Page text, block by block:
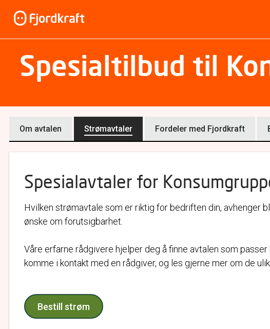
Spesialtilbud til
Om avtalen Strømavtaler Fordeler med Fjordkraft
Spesialavtaler for
Hvilken strømavtale som er riktig for bedriften din, avhenger
ønske om forutsigbarhet.
Våre erfarne rådgivere hjelper deg å finne avtalen som
komme i kontakt med en rådgiver, og les gjerne mer om de
Bestill strøm